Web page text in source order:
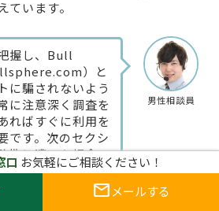
ています。
男性相談員
握し、Bull
）と
に騙されないよう
に注意深く調査を
ればすぐに利用を
です。次のセクシ
欺に遭った場合の
解説します。
口 お気軽にご相談ください！
mail メールする